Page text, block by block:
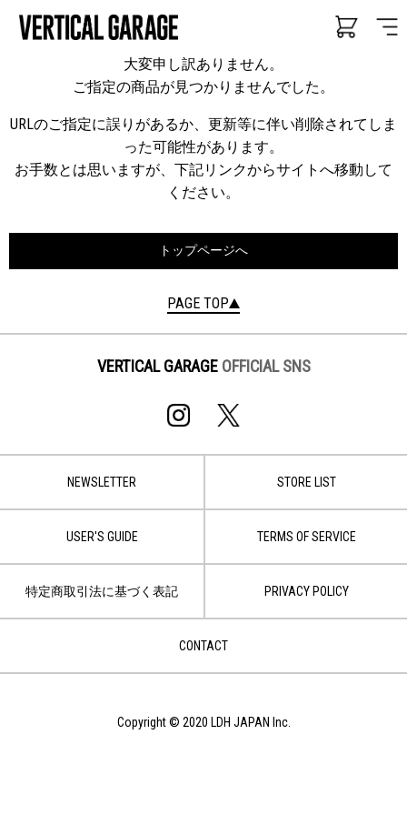
大変申し訳ありません。
ご指定の商品が見つかりませんでした。
URLのご指定に誤りがあるか、更新等に伴い削除されてしま
った可能性があります。
お手数とは思いますが、下記リンクからサイトへ移動して
ください。
トップページへ
PAGE TOP
VERTICAL GARAGE OFFICIAL SNS
NEWSLETTER STORE LIST
USER'S GUIDE TERMS OF SERVICE
特定商取引法に基づく表記 PRIVACY POLICY
CONTACT
Copyright © 2020 LDH JAPAN Inc.